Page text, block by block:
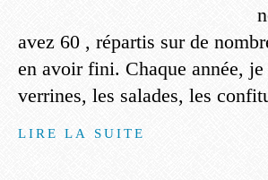
avez 60 , répartis sur de
en avoir fini. Chaque année,
verrines, les salades, les
LIRE LA SUITE